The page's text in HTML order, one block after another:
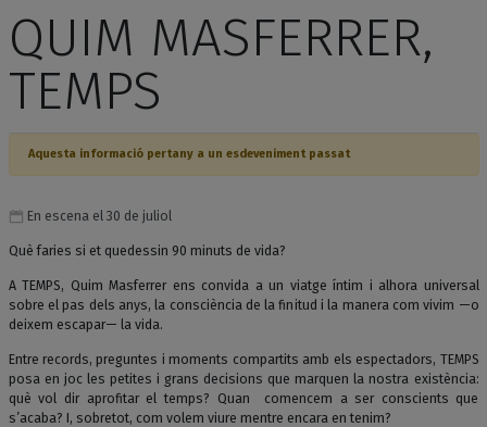
QUIM MASFERRER,
TEMPS
Aquesta informació pertany a un esdeveniment passat
En escena el 30 de juliol
Què faries si et quedessin 90 minuts de vida?
A TEMPS, Quim Masferrer ens convida a un viatge íntim i alhora universal
sobre el pas dels anys, la consciència de la finitud i la manera com vivim —o
deixem escapar— la vida.
Entre records, preguntes i moments compartits amb els espectadors, TEMPS
posa en joc les petites i grans decisions que marquen la nostra existència:
què vol dir aprofitar el temps? Quan comencem a ser conscients que
s’acaba? I, sobretot, com volem viure mentre encara en tenim?